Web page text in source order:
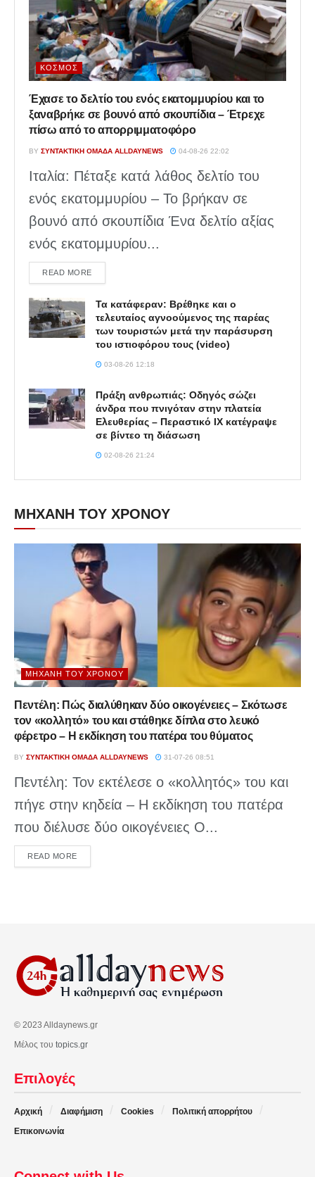
ΚΌΣΜΟΣ
Έχασε το δελτίο του ενός εκατομμυρίου και το
ξαναβρήκε σε βουνό από σκουπίδια – Έτρεχε
πίσω από το απορριμματοφόρο
BY ΣΥΝΤΑΚΤΙΚΉ ΟΜΆΔΑ ALLDAYNEWS 04-08-26 22:02
Ιταλία: Πέταξε κατά λάθος δελτίο του
ενός εκατομμυρίου – Το βρήκαν σε
βουνό από σκουπίδια Ένα δελτίο αξίας
ενός εκατομμυρίου...
READ MOREDETAILS
Τα κατάφεραν: Βρέθηκε και ο
τελευταίος αγνοούμενος της παρέας
των τουριστών μετά την παράσυρση
του ιστιοφόρου τους (video)
03-08-26 12:18
Πράξη ανθρωπιάς: Οδηγός σώζει
άνδρα που πνιγόταν στην πλατεία
Ελευθερίας – Περαστικό ΙΧ κατέγραψε
σε βίντεο τη διάσωση
02-08-26 21:24
ΜΗΧΑΝΗ ΤΟΥ ΧΡΟΝΟΥ
ΜΗΧΑΝΉ ΤΟΥ ΧΡΌΝΟΥ
Πεντέλη: Πώς διαλύθηκαν δύο οικογένειες – Σκότωσε
τον «κολλητό» του και στάθηκε δίπλα στο λευκό
φέρετρο – Η εκδίκηση του πατέρα του θύματος
BY ΣΥΝΤΑΚΤΙΚΉ ΟΜΆΔΑ ALLDAYNEWS 31-07-26 08:51
Πεντέλη: Τον εκτέλεσε ο «κολλητός» του και
πήγε στην κηδεία – Η εκδίκηση του πατέρα
που διέλυσε δύο οικογένειες Ο...
READ MOREDETAILS
© 2023 Alldaynews.gr
Μέλος του topics.gr
Επιλογές
Αρχική Διαφήμιση Cookies
Πολιτική απορρήτου
Επικοινωνία